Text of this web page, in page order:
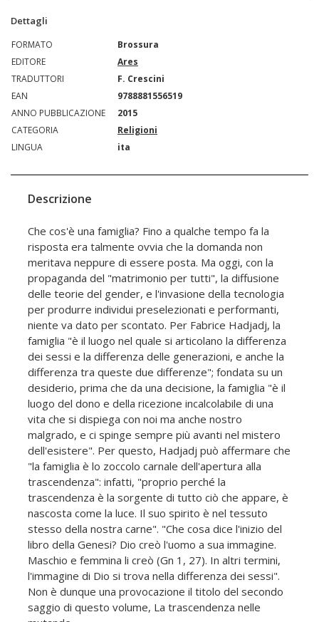
Dettagli
FORMATO
Brossura
EDITORE
Ares
TRADUTTORI
F. Crescini
EAN
9788881556519
ANNO PUBBLICAZIONE
2015
CATEGORIA
Religioni
LINGUA
ita
Descrizione
Che cos'è una famiglia? Fino a qualche tempo fa la
risposta era talmente ovvia che la domanda non
meritava neppure di essere posta. Ma oggi, con la
propaganda del "matrimonio per tutti", la diffusione
delle teorie del gender, e l'invasione della tecnologia
per produrre individui preselezionati e performanti,
niente va dato per scontato. Per Fabrice Hadjadj, la
famiglia "è il luogo nel quale si articolano la differenza
dei sessi e la differenza delle generazioni, e anche la
differenza tra queste due differenze"; fondata su un
desiderio, prima che da una decisione, la famiglia "è il
luogo del dono e della ricezione incalcolabile di una
vita che si dispiega con noi ma anche nostro
malgrado, e ci spinge sempre più avanti nel mistero
dell'esistere". Per questo, Hadjadj può affermare che
"la famiglia è lo zoccolo carnale dell'apertura alla
trascendenza": infatti, "proprio perché la
trascendenza è la sorgente di tutto ciò che appare, è
nascosta come la luce. Il suo spirito è nel tessuto
stesso della nostra carne". "Che cosa dice l'inizio del
libro della Genesi? Dio creò l'uomo a sua immagine.
Maschio e femmina li creò (Gn 1, 27). In altri termini,
l'immagine di Dio si trova nella differenza dei sessi".
Non è dunque una provocazione il titolo del secondo
saggio di questo volume, La trascendenza nelle